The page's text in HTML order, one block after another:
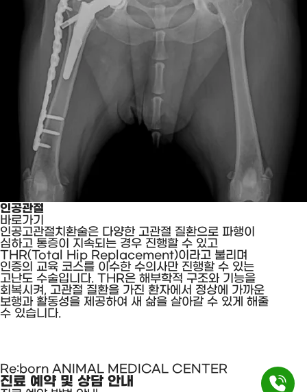
인공관절
바로가기
인공고관절치환술은 다양한 고관절 질환으로 파행이
심하고 통증이 지속되는 경우 진행할 수 있고
THR(Total Hip Replacement)이라고 불리며
인증의 교육 코스를 이수한 수의사만 진행할 수 있는
고난도 수술입니다. THR은 해부학적 구조와 기능을
회복시켜, 고관절 질환을 가진 환자에서 정상에 가까운
보행과 활동성을 제공하여 새 삶을 살아갈 수 있게 해줄
수 있습니다.
Re:born ANIMAL MEDICAL CENTER
진료 예약 및 상담 안내